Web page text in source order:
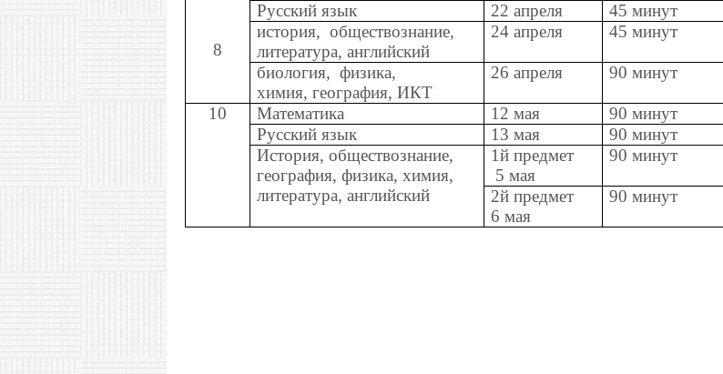
8
Русский язык
22 апреля
45 минут
история, обществознание,
литература, английский
24 апреля 45 минут
биология, физика,
химия, география, ИКТ
26 апреля 90 минут
10 Математика 12 мая
90 минут
Русский язык
13 мая
90 минут
История, обществознание,
география, физика, химия,
литература, английский
1й предмет
5 мая
90 минут
2й предмет
6 мая
90 минут